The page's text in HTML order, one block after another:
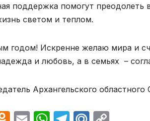
поддержка помогут
светом и теплом.
годом! Искренне желаю мира и
и любовь, а в семьях –
Архангельского